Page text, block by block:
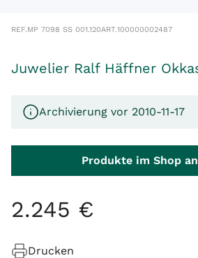
REF.MP 7098 SS 001.120ART.100000002487
Juwelier Ralf Häffner
Archivierung vor 2010-11-17
Produkte im Shop
2.245 €
Drucken